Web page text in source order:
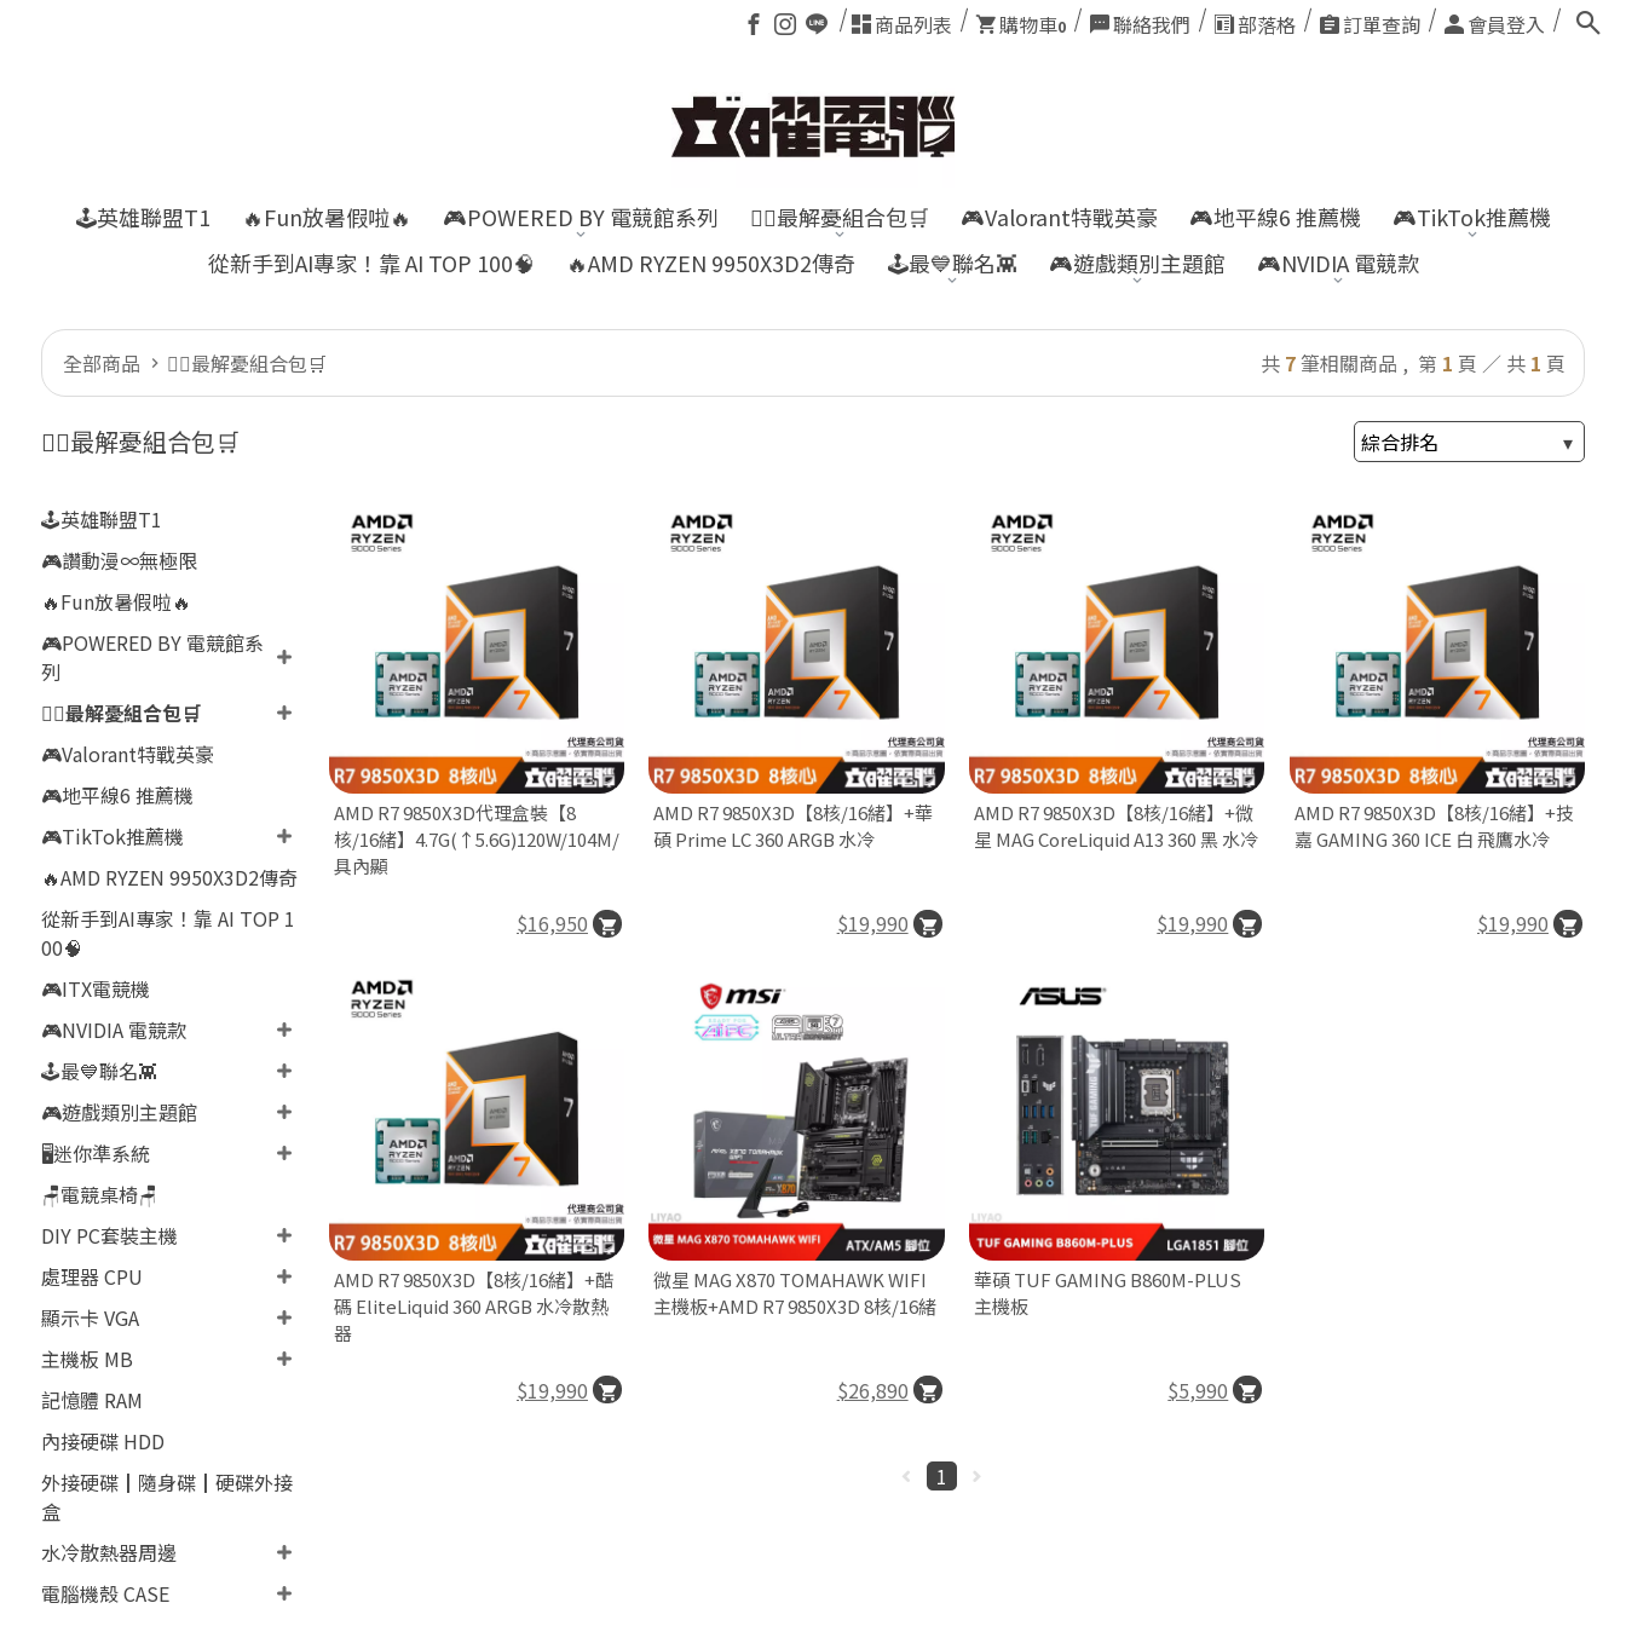
商品列表 購物車0 聯絡我們 部落格 訂單查詢 會員登入
🕹️英雄聯盟T1 🔥Fun放暑假啦🔥 🎮POWERED BY 電競館系列 👍🏻最解憂組合包🛒 🎮Valorant特戰英豪 🎮地平線6 推薦機
🎮TikTok推薦機
從新手到AI專家！靠 AI TOP 100🧠
🔥AMD RYZEN 9950X3D2傳奇 🕹️最💙聯名👾 🎮遊戲類別主題館 🎮NVIDIA 電競款
全部商品 👍🏻最解憂組合包🛒 共 7筆相關商品 , 第 1 頁 ／ 共 1 頁
👍🏻最解憂組合包🛒
🕹️英雄聯盟T1
🎮讚動漫∞無極限
🔥Fun放暑假啦🔥
🎮POWERED BY 電競館系
列
👍🏻最解憂組合包🛒
🎮Valorant特戰英豪
🎮地平線6 推薦機
🎮TikTok推薦機
🔥AMD RYZEN 9950X3D2傳奇
從新手到AI專家！靠 AI TOP 1
00🧠
🎮ITX電競機
🎮NVIDIA 電競款
🕹️最💙聯名👾
🎮遊戲類別主題館
🖥️迷你準系統
🪑電競桌椅🪑
DIY PC套裝主機
處理器 CPU
顯示卡 VGA
主機板 MB
記憶體 RAM
內接硬碟 HDD
外接硬碟┃隨身碟┃硬碟外接
盒
水冷散熱器周邊
電腦機殼 CASE
AMD R7 9850X3D代理盒裝【8
核/16緒】4.7G(↑5.6G)120W/104M/
具內顯
$16,950
AMD R7 9850X3D【8核/16緒】+華
碩 Prime LC 360 ARGB 水冷
$19,990
AMD R7 9850X3D【8核/16緒】+微
星 MAG CoreLiquid A13 360 黑 水冷
$19,990
AMD R7 9850X3D【8核/16緒】+技
嘉 GAMING 360 ICE 白 飛鷹水冷
$19,990
AMD R7 9850X3D【8核/16緒】+酷
碼 EliteLiquid 360 ARGB 水冷散熱
器
$19,990
微星 MAG X870 TOMAHAWK WIFI
主機板+AMD R7 9850X3D 8核/16緒
$26,890
華碩 TUF GAMING B860M-PLUS
主機板
$5,990
1